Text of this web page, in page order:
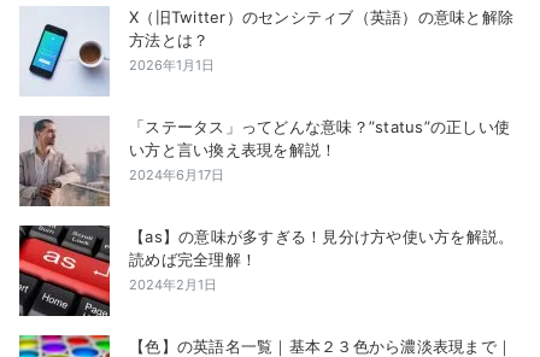
X（旧Twitter）のセンシティブ（英語）の意味と解除
方法とは？
2026年1月1日
「ステータス」ってどんな意味？”status”の正しい使
い方と言い換え表現を解説！
2024年6月17日
【as】の意味が多すぎる！見分け方や使い方を解説。
読めば完全理解！
2024年2月1日
【色】の英語名一覧｜基本２３色から濃淡表現まで｜